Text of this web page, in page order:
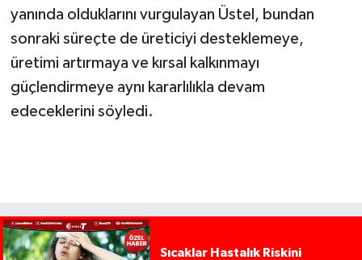
yanında olduklarını vurgulayan Üstel, bundan
sonraki süreçte de üreticiyi desteklemeye,
üretimi artırmaya ve kırsal kalkınmayı
güçlendirmeye aynı kararlılıkla devam
edeceklerini söyledi.
Sıcaklar Hastalık Riskini